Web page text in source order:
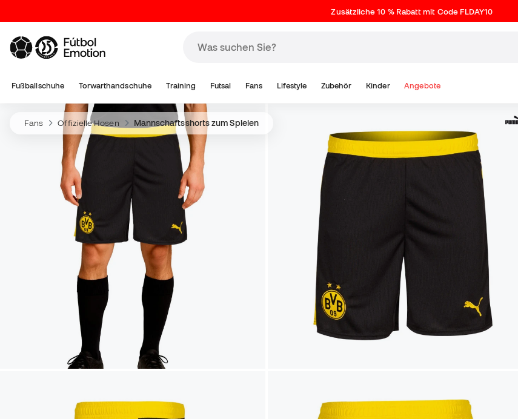
Zusätzliche 10 % Rabatt mit Code FLDAY10
Fußballschuhe Torwarthandschuhe Training Futsal Fans Lifestyle Zubehör Kinder Angebote
Fans Offizielle Hosen Mannschaftsshorts zum Spielen